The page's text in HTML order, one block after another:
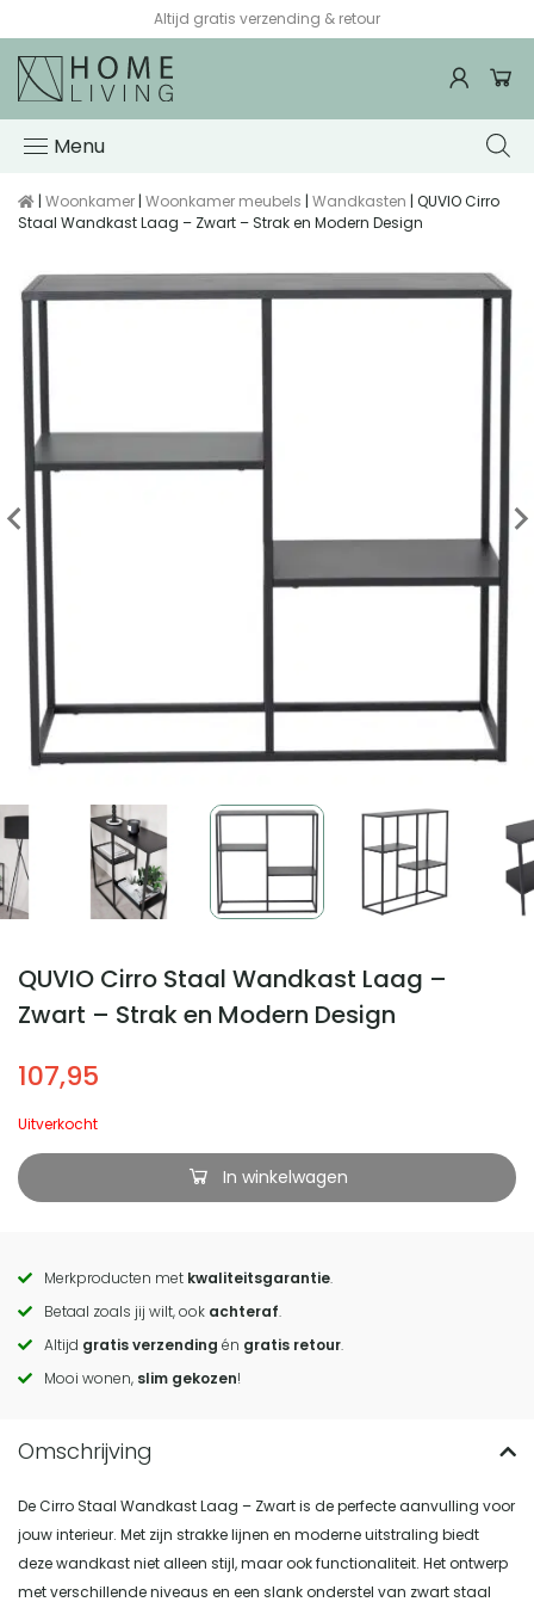
Altijd gratis verzending & retour
Menu
| Woonkamer | Woonkamer meubels | Wandkasten | QUVIO Cirro
Staal Wandkast Laag – Zwart – Strak en Modern Design
QUVIO Cirro Staal Wandkast Laag –
Zwart – Strak en Modern Design
107,95
Uitverkocht
In winkelwagen
Call
to
actions
Merkproducten met kwaliteitsgarantie.
Betaal zoals jij wilt, ook achteraf.
Altijd gratis verzending én gratis retour.
Mooi wonen, slim gekozen!
De Cirro Staal Wandkast Laag – Zwart is de perfecte aanvulling voor
jouw interieur. Met zijn strakke lijnen en moderne uitstraling biedt
deze wandkast niet alleen stijl, maar ook functionaliteit. Het ontwerp
met verschillende niveaus en een slank onderstel van zwart staal